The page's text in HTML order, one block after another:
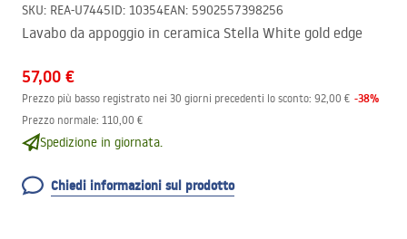
SKU: REA-U7445ID: 10354EAN: 5902557398256
Lavabo da appoggio in ceramica Stella White gold edge
57,00 €
Prezzo più basso registrato nei 30 giorni precedenti lo sconto: 92,00 € -38%
Prezzo normale: 110,00 €
Spedizione in giornata.
Chiedi informazioni sul prodotto